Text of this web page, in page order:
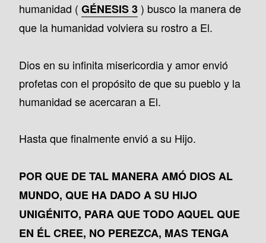
humanidad ( GÉNESIS 3) busco la manera de
que la humanidad volviera su rostro a El.
Dios en su infinita misericordia y amor envió
profetas con el propósito de que su pueblo y la
humanidad se acercaran a El.
Hasta que finalmente envió a su Hijo.
POR QUE DE TAL MANERA AMÓ DIOS AL
MUNDO, QUE HA DADO A SU HIJO
UNIGÉNITO, PARA QUE TODO AQUEL QUE
EN ÉL CREE, NO PEREZCA, MAS TENGA